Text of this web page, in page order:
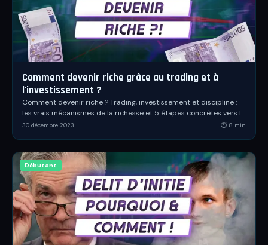
Comment devenir riche grâce au trading et à
l'investissement ?
Comment devenir riche ? Trading, investissement et discipline :
les vrais mécanismes de la richesse et 5 étapes concrètes vers la
liberté financière.
30 décembre 2023 ⏱ 8 min
Débutant